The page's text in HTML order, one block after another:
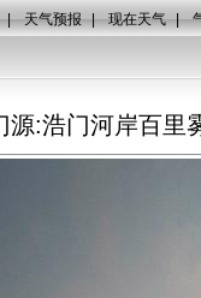
| 天气预报 | 现在天气 |
源:浩门河岸百里